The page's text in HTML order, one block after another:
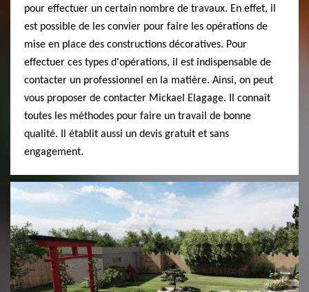
pour effectuer un certain nombre de travaux. En effet, il
est possible de les convier pour faire les opérations de
mise en place des constructions décoratives. Pour
effectuer ces types d'opérations, il est indispensable de
contacter un professionnel en la matière. Ainsi, on peut
vous proposer de contacter Mickael Elagage. Il connaît
toutes les méthodes pour faire un travail de bonne
qualité. Il établit aussi un devis gratuit et sans
engagement.